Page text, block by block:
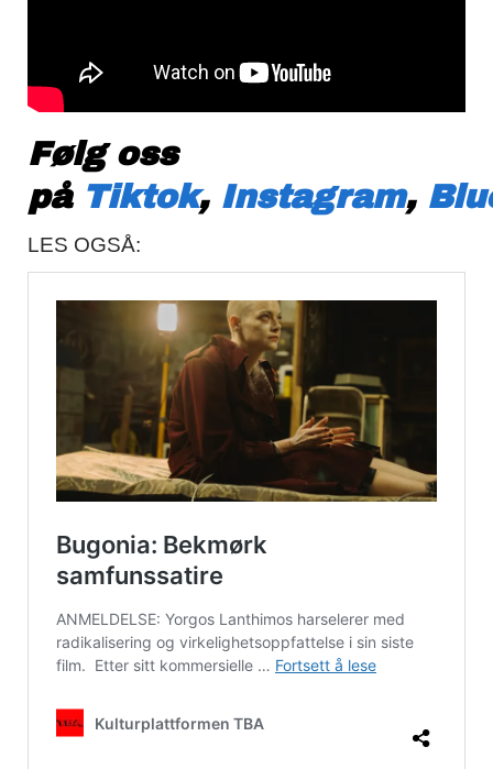
Følg oss
påTiktok, Instagram,
LES OGSÅ: